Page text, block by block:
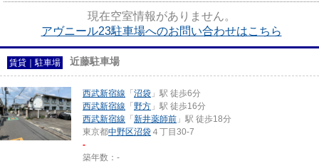
現在空室情報がありません。
アヴニール23駐車場へのお問い合わせはこちら
賃貸｜駐車場 近藤駐車場
西武新宿線 「 沼袋 」駅 徒歩6分
西武新宿線 「 野方 」駅 徒歩16分
西武新宿線 「 新井薬師前 」駅 徒歩18分
東京都中野区沼袋 ４丁目30-7
-
築年数：-